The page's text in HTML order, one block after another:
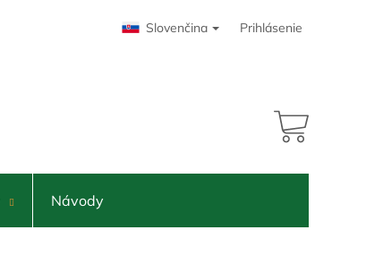
Slovenčina Prihlásenie
NÁKUPNÝ
Návody